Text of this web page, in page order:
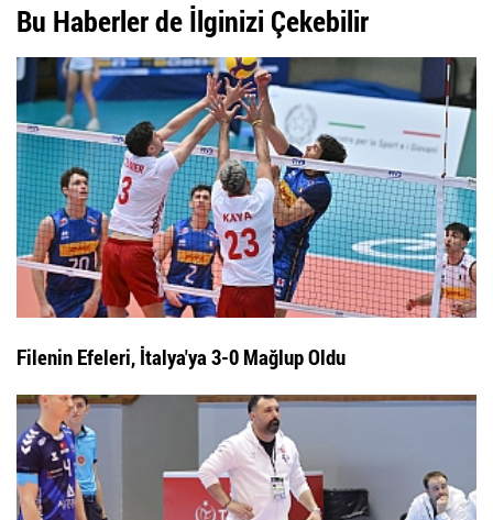
Bu Haberler de İlginizi Çekebilir
Filenin Efeleri, İtalya'ya 3-0 Mağlup Oldu